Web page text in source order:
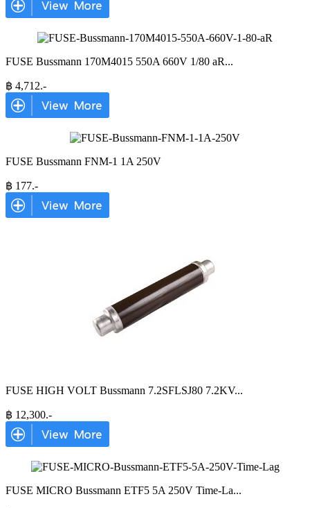
FUSE Bussmann 170M4015 550A 660V 1/80 aR...
฿ 4,712.-
FUSE Bussmann FNM-1 1A 250V
฿ 177.-
FUSE HIGH VOLT Bussmann 7.2SFLSJ80 7.2KV...
฿ 12,300.-
FUSE MICRO Bussmann ETF5 5A 250V Time-La...